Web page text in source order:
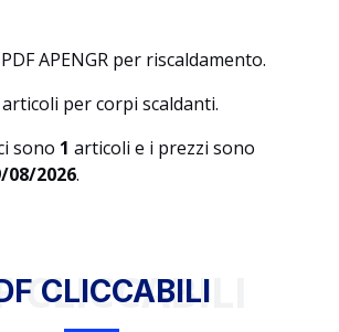
APENGR per riscaldamento.
per corpi scaldanti.
sono 1 articoli e i prezzi sono
08/2026.
CLICCABILI
CLICCABILI